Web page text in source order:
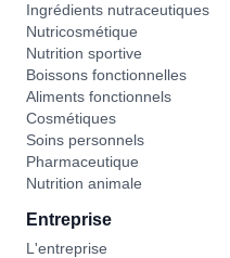
Ingrédients nutraceutiques
Nutricosmétique
Nutrition sportive
Boissons fonctionnelles
Aliments fonctionnels
Cosmétiques
Soins personnels
Pharmaceutique
Nutrition animale
Entreprise
L'entreprise